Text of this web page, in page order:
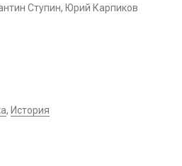
Ступин, Юрий Карпиков
, История